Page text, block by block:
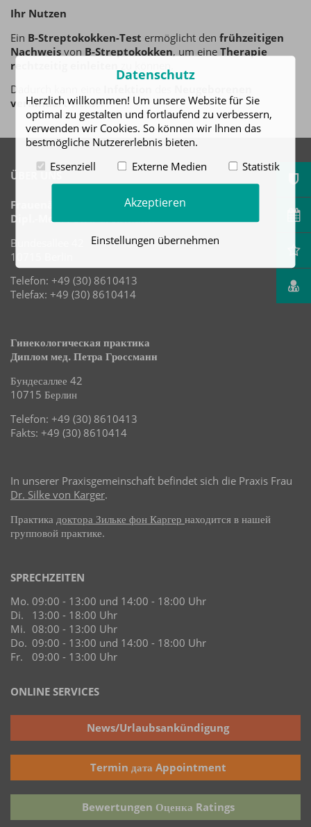
Ihr Nutzen
Ein B-Streptokokken-Test ermöglicht den frühzeitigen
Nachweis von B-Streptokokken, um eine Therapie
rechtzeitig einleiten
Dadurch kann eine
verhindertwerden.
ÜBER UNS
Frauenärztliche Praxis
Dipl.-Med. Petra Großmann
Bundesallee 42
10715 Berlin
Telefon: +49 (30) 8610413
Telefax: +49 (30) 8610414
Гинекологическая практика
Диплом мед. Петра Гроссманн
Бундесаллее 42
10715 Берлин
Telefon: +49 (30) 8610413
Fakts: +49 (30) 8610414
In unserer Praxisgemeinschaft befindet sich die Praxis Frau
Dr. Silke von Karger.
Практика доктора Зильке фон Каргер находится в нашей
групповой практике.
SPRECHZEITEN
Mo. 09:00 - 13:00 und 14:00 - 18:00 Uhr
Di.
13:00 - 18:00 Uhr
Mi. 08:00 - 13:00 Uhr
Do. 09:00 - 13:00 und 14:00 - 18:00 Uhr
Fr.
09:00 - 13:00 Uhr
ONLINE SERVICES
News/Urlaubsankündigung
Termin дата Appointment
Bewertungen Оценка Ratings
Datenschutz
Herzlich willkommen! Um unsere Website für Sie
optimal zu gestalten und fortlaufend zu verbessern,
verwenden wir Cookies. So können wir Ihnen das
bestmögliche Nutzererlebnis bieten.
Essenziell
Externe Medien Statistik
Akzeptieren
Einstellungen übernehmen